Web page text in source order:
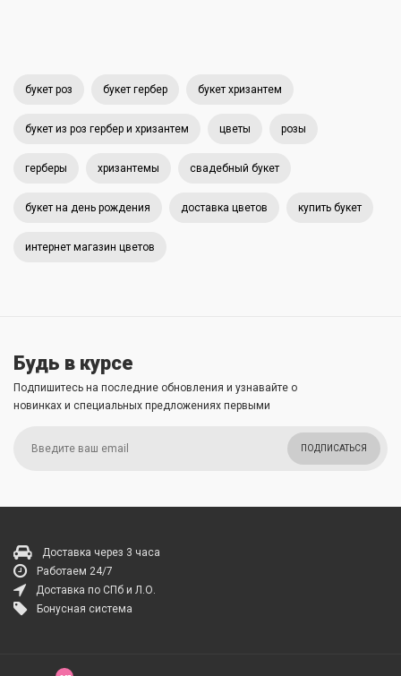
букет роз букет гербер букет хризантем
букет из роз гербер и хризантем цветы розы
герберы хризантемы свадебный букет
букет на день рождения доставка цветов купить букет
интернет магазин цветов
Будь в курсе
Подпишитесь на последние обновления и узнавайте о
новинках и специальных предложениях первыми
ПОДПИСАТЬСЯ
Доставка через 3 часа
Работаем 24/7
Доставка по СПб и Л.О.
Бонусная система